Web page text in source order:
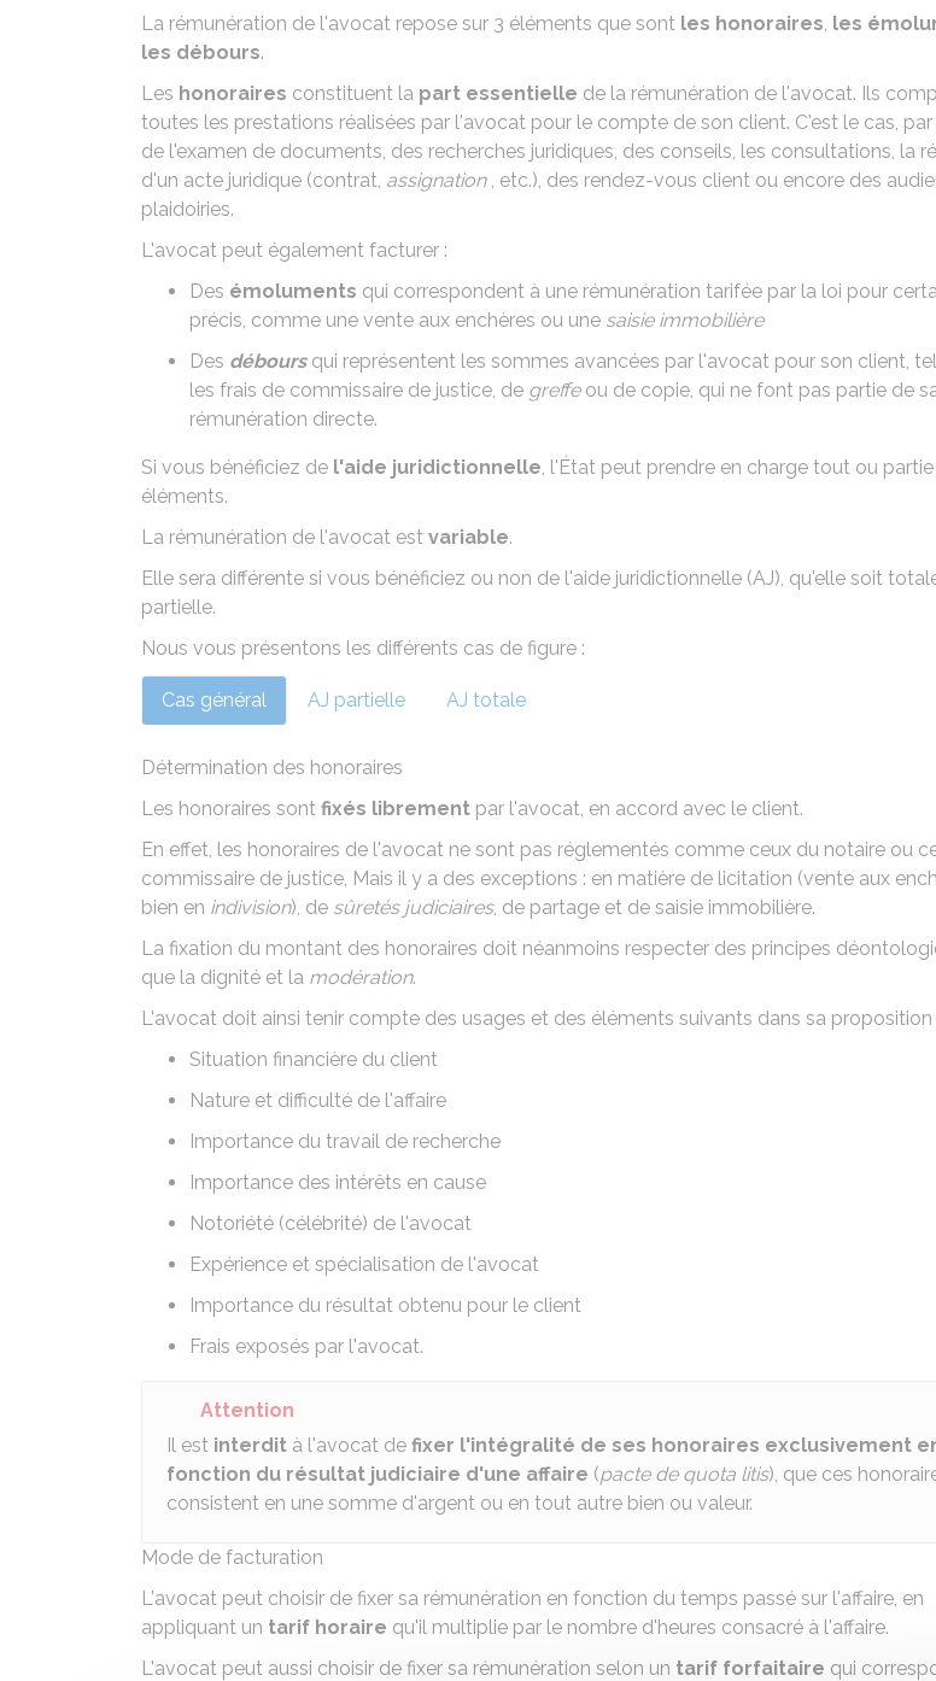
La rémunération de l'avocat repose sur 3 éléments que sont les honoraires, les
les débours.
Les honoraires constituent la part essentielle de la rémunération de l'avocat. Ils
toutes les prestations réalisées par l'avocat pour le compte de son client. C'est le cas, par
de l'examen de documents, des recherches juridiques, des conseils, les consultations, la
d'un acte juridique (contrat, assignation, etc.), des rendez-vous client ou encore des
plaidoiries.
L'avocat peut également facturer :
Des émoluments qui correspondent à une rémunération tarifée par la loi pour
précis, comme une vente aux enchères ou une saisie immobilière
Des déboursqui représentent les sommes avancées par l'avocat pour son client,
les frais de commissaire de justice, de greffeou de copie, qui ne font pas partie de
rémunération directe.
Si vous bénéficiez de l'aide juridictionnelle, l'État peut prendre en charge tout ou
éléments.
La rémunération de l'avocat est variable.
Elle sera différente si vous bénéficiez ou non de l'aide juridictionnelle (AJ), qu'elle soit
partielle.
Nous vous présentons les différents cas de figure :
Cas général AJ partielle AJ totale
Détermination des honoraires
Les honoraires sont fixés librement par l'avocat, en accord avec le client.
En effet, les honoraires de l'avocat ne sont pas réglementés comme ceux du notaire ou
commissaire de justice, Mais il y a des exceptions : en matière de licitation (vente aux
bien en indivision), de sûretés judiciaires, de partage et de saisie immobilière.
La fixation du montant des honoraires doit néanmoins respecter des principes
que la dignité et la modération.
L'avocat doit ainsi tenir compte des usages et des éléments suivants dans sa proposition
Situation financière du client
Nature et difficulté de l'affaire
Importance du travail de recherche
Importance des intérêts en cause
Notoriété (célébrité) de l'avocat
Expérience et spécialisation de l'avocat
Importance du résultat obtenu pour le client
Frais exposés par l'avocat.
Attention
Il est interdit à l'avocat de fixer l'intégralité de ses honoraires exclusivement
fonction du résultat judiciaire d'une affaire (pacte de quota litis), que ces
consistent en une somme d'argent ou en tout autre bien ou valeur.
Mode de facturation
L'avocat peut choisir de fixer sa rémunération en fonction du temps passé sur l'affaire, en
appliquant un tarif horaire qu'il multiplie par le nombre d'heures consacré à l'affaire.
L'avocat peut aussi choisir de fixer sa rémunération selon un tarif forfaitaire qui